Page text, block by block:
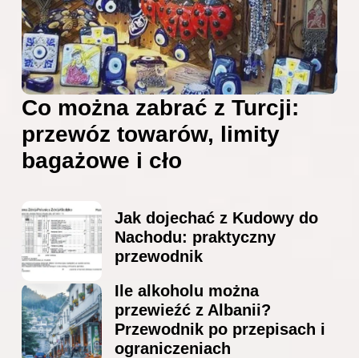
Co można zabrać z Turcji:
przewóz towarów, limity
bagażowe i cło
Jak dojechać z Kudowy do
Nachodu: praktyczny
przewodnik
Ile alkoholu można
przewieźć z Albanii?
Przewodnik po przepisach i
ograniczeniach